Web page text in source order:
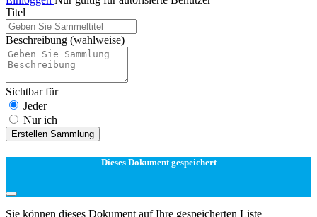
Titel
Beschreibung (wahlweise)
Sichtbar für
Jeder
Nur ich
Erstellen Sammlung
Dieses Dokument gespeichert
Sie können dieses Dokument auf Ihre gespeicherten Liste